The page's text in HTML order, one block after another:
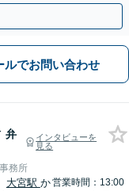
3分】
ルでお問い合わせ
弁
インタビューを
見る
務所
大宮駅 か営業時間：13:00